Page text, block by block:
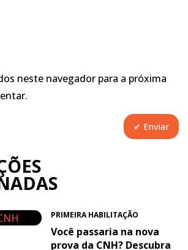
neste navegador para a próxima
PRIMEIRA HABILITAÇÃO
Você passaria na nova
prova da CNH? Descubra